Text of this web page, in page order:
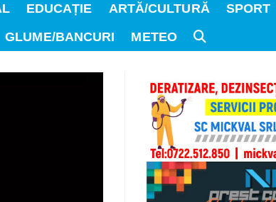
EDUCAȚIE ARTĂ/CULTURĂ SPORT
GLUME/BANCURI METEO TOGGLE
SEARCH